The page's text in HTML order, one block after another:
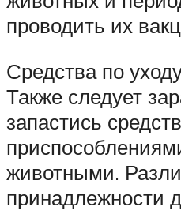
проводить их
Средства по
Также следует
запастись
животными.
принадлежности